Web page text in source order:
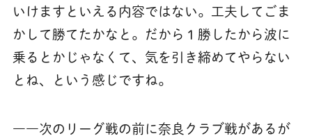
いけますといえる内容ではない。工夫してごま
かして勝てたかなと。だから１勝したから波に
乗るとかじゃなくて、気を引き締めてやらない
とね、という感じですね。
――次のリーグ戦の前に奈良クラブ戦があるが